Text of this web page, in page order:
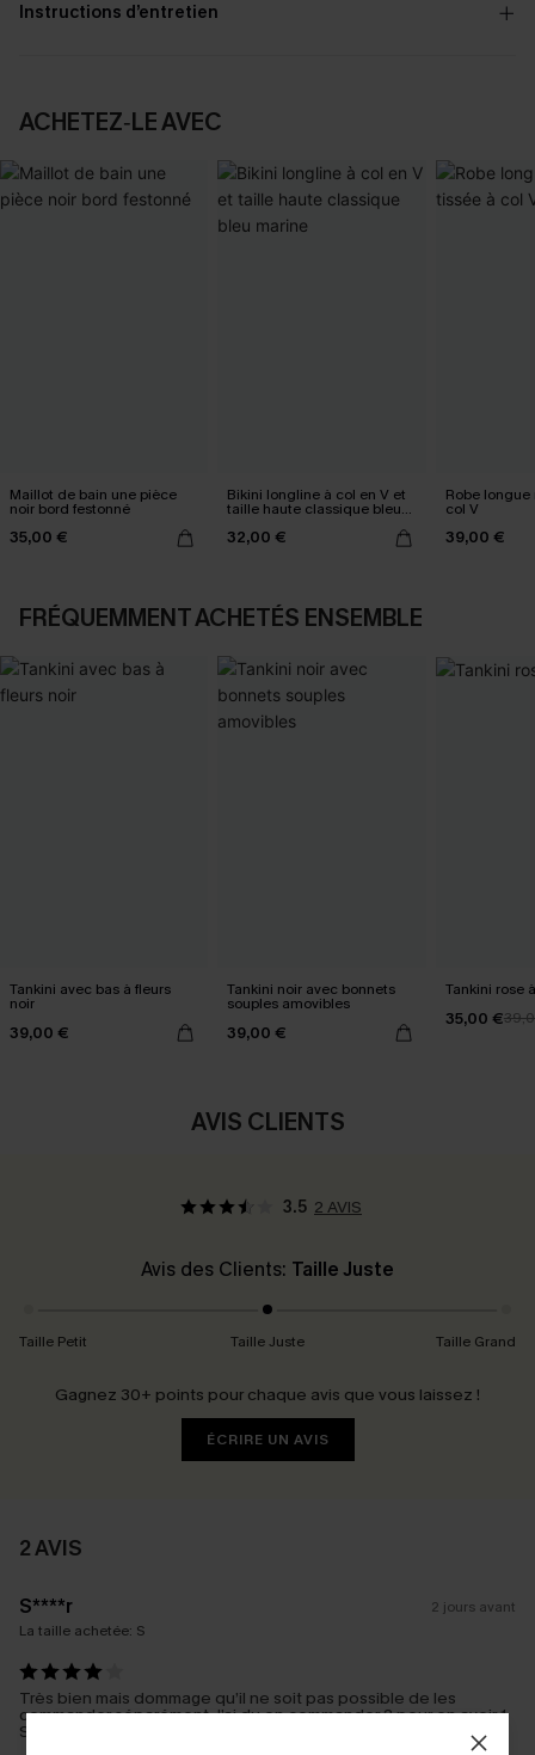
Instructions d’entretien
ACHETEZ‑LE AVEC
Maillot de bain une pièce
noir bord festonné
35,00 €
Bikini longline à col en V et
taille haute classique bleu
32,00 €
Robe longue
col V
39,00 €
FRÉQUEMMENT ACHETÉS ENSEMBLE
Tankini avec bas à fleurs
noir
39,00 €
Tankini noir avec bonnets
souples amovibles
39,00 €
Tankini rose
35,00 €
AVIS CLIENTS
3.5 2 AVIS
Avis des Clients: Taille Juste
Taille Petit Taille Juste Taille Grand
Gagnez 30+ points pour chaque avis que vous laissez !
ÉCRIRE UN AVIS
2 AVIS
S****r
2 jours avant
La taille achetée: S
Très bien mais dommage qu’il ne soit pas possible de les
commander séparément J’ai du en commander 2 pour en avoir 1
Sinon la qualité bien 👍🏻